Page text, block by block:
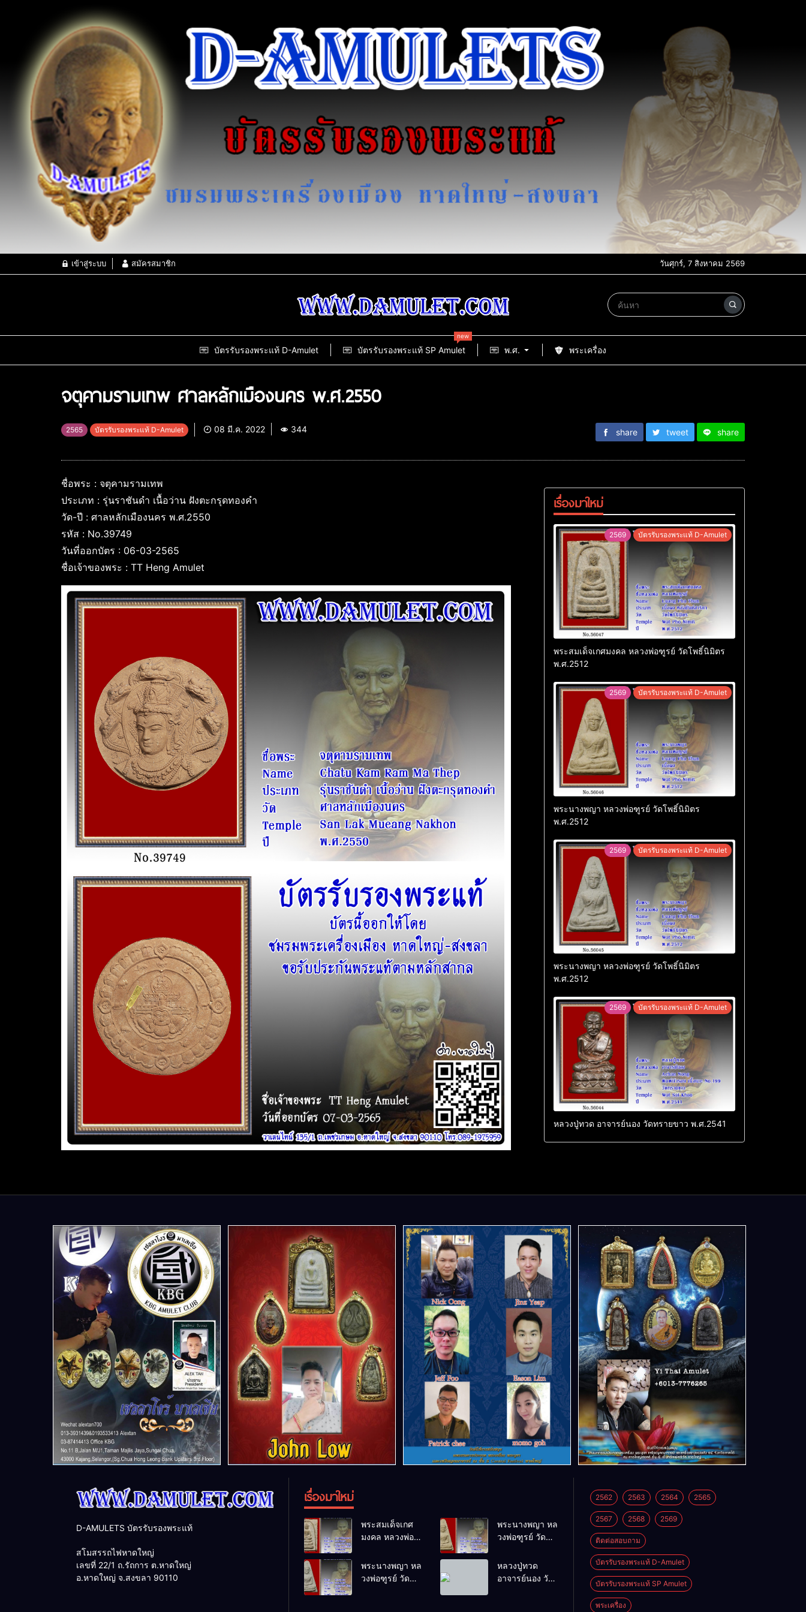
เข้าสู่ระบบ สมัครสมาชิก วันศุกร์, 7 สิงหาคม 2569
บัตรรับรองพระแท้ D-Amulet บัตรรับรองพระแท้ SP Amulet
new
พ.ศ. พระเครื่อง
จตุคามรามเทพ ศาลหลักเมืองนคร พ.ศ.2550
2565 บัตรรับรองพระแท้ D-Amulet 08 มี.ค. 2022 344 share tweet share
ชื่อพระ : จตุคามรามเทพ
ประเภท : รุ่นราชันดำ เนื้อว่าน ฝังตะกรุดทองคำ
วัด-ปี : ศาลหลักเมืองนคร พ.ศ.2550
รหัส : No.39749
วันที่ออกบัตร : 06-03-2565
ชื่อเจ้าของพระ : TT Heng Amulet
เรื่องมาใหม่
2569 บัตรรับรองพระแท้ D-Amulet
พระสมเด็จเกศมงคล หลวงพ่อฑูรย์ วัดโพธิ์นิมิตร
พ.ศ.2512
2569 บัตรรับรองพระแท้ D-Amulet
พระนางพญา หลวงพ่อฑูรย์ วัดโพธิ์นิมิตร
พ.ศ.2512
2569 บัตรรับรองพระแท้ D-Amulet
พระนางพญา หลวงพ่อฑูรย์ วัดโพธิ์นิมิตร
พ.ศ.2512
2569 บัตรรับรองพระแท้ D-Amulet
หลวงปู่ทวด อาจารย์นอง วัดทรายขาว พ.ศ.2541
D-AMULETS บัตรรับรองพระแท้
สโมสรรถไฟหาดใหญ่
เลขที่ 22/1 ถ.รัถการ ต.หาดใหญ่
อ.หาดใหญ่ จ.สงขลา 90110
เรื่องมาใหม่
พระสมเด็จเกศ
มงคล หลวงพ่อ
โพธิ์นิมิตร
พ.ศ.2512
พระนางพญา หล
วงพ่อฑูรย์ วัด
พ.ศ.2512
พระนางพญา หล
วงพ่อฑูรย์ วัด
หลวงปู่ทวด
อาจารย์นอง วัด
2562 2563 2564 2565
2567 2568 2569
ติดต่อสอบถาม
บัตรรับรองพระแท้ D-Amulet
บัตรรับรองพระแท้ SP Amulet
พระเครื่อง